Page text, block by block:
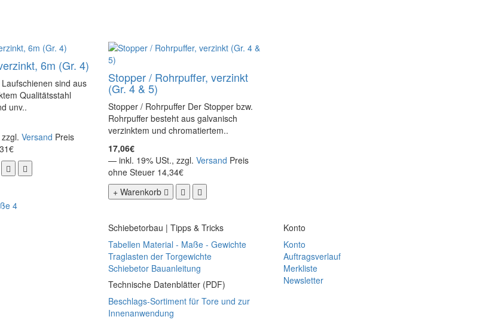
6m (Gr. 4)
sind aus
Qualitätsstahl
unv..
Versand Preis
Stopper / Rohrpuffer, verzinkt
(Gr. 4 & 5)
Stopper / Rohrpuffer Der Stopper bzw.
Rohrpuffer besteht aus galvanisch
verzinktem und chromatiertem..
17,06€
— inkl. 19% USt., zzgl. Versand Preis
ohne Steuer 14,34€
+ Warenkorb
4
Schiebetorbau | Tipps & Tricks
Tabellen Material - Maße - Gewichte
Traglasten der Torgewichte
Schiebetor Bauanleitung
Technische Datenblätter (PDF)
Beschlags-Sortiment für Tore und zur
Innenanwendung
Konto
Konto
Auftragsverlauf
Merkliste
Newsletter